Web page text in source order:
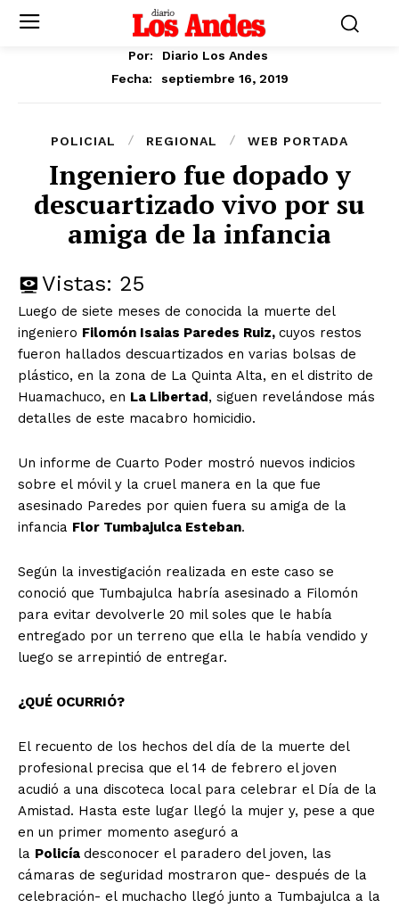
Por:
Diario Los Andes
Fecha:
septiembre 16, 2019
POLICIAL REGIONAL WEB PORTADA
Ingeniero fue dopado y
descuartizado vivo por su
amiga de la infancia
Vistas: 25
Luego de siete meses de conocida la muerte del
ingeniero Filomón Isaias Paredes Ruiz, cuyos restos
fueron hallados descuartizados en varias bolsas de
plástico, en la zona de La Quinta Alta, en el distrito de
Huamachuco, en La Libertad, siguen revelándose más
detalles de este macabro homicidio.
Un informe de Cuarto Poder mostró nuevos indicios
sobre el móvil y la cruel manera en la que fue
asesinado Paredes por quien fuera su amiga de la
infancia Flor Tumbajulca Esteban.
Según la investigación realizada en este caso se
conoció que Tumbajulca habría asesinado a Filomón
para evitar devolverle 20 mil soles que le había
entregado por un terreno que ella le había vendido y
luego se arrepintió de entregar.
¿QUÉ OCURRIÓ?
El recuento de los hechos del día de la muerte del
profesional precisa que el 14 de febrero el joven
acudió a una discoteca local para celebrar el Día de la
Amistad. Hasta este lugar llegó la mujer y, pese a que
en un primer momento aseguró a
la Policía desconocer el paradero del joven, las
cámaras de seguridad mostraron que- después de la
celebración- el muchacho llegó junto a Tumbajulca a la